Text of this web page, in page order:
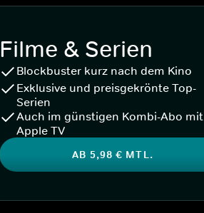
Filme & Serien
Blockbuster kurz nach dem Kino
Exklusive und preisgekrönte Top-
Serien
Auch im günstigen Kombi-Abo mit
Apple TV
AB 5,98 € MTL.